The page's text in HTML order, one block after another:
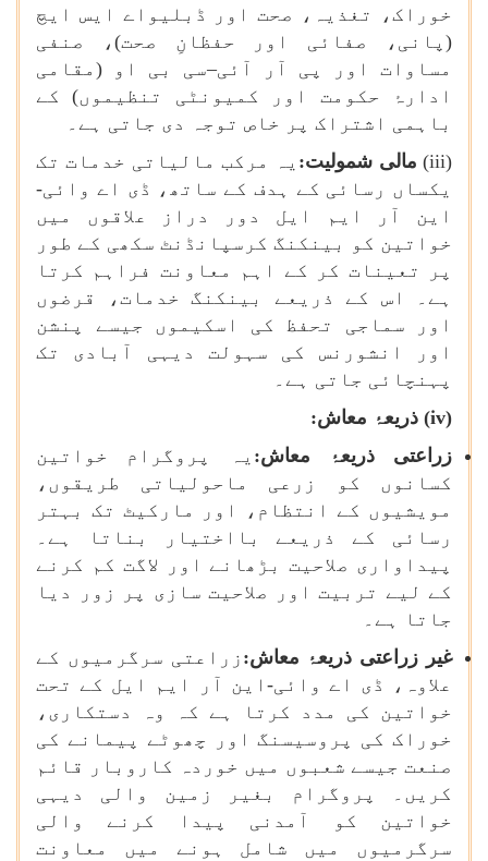
خوراک، تغذیہ، صحت اور ڈبلیواے ایس ایچ
(پانی، صفائی اور حفظانِ صحت)، صنفی
مساوات اور پی آر آئی–سی بی او (مقامی
ادارۂ حکومت اور کمیونٹی تنظیموں) کے
باہمی اشتراک پر خاص توجہ دی جاتی ہے۔
(
iii
) مالی شمولیت: یہ مرکب مالیاتی خدمات تک
یکساں رسائی کے ہدف کے ساتھ، ڈی اے وائی-
این آر ایم ایل دور دراز علاقوں میں
خواتین کو بینکنگ کرسپانڈنٹ سکھی کے طور
پر تعینات کر کے اہم معاونت فراہم کرتا
ہے۔ اس کے ذریعے بینکنگ خدمات، قرضوں
اور سماجی تحفظ کی اسکیموں جیسے پنشن
اور انشورنس کی سہولت دیہی آبادی تک
پہنچائی جاتی ہے۔
(
iv) ذریعۂ معاش:
زراعتی ذریعۂ معاش: یہ پروگرام خواتین
کسانوں کو زرعی ماحولیاتی طریقوں،
مویشیوں کے انتظام، اور مارکیٹ تک بہتر
رسائی کے ذریعے بااختیار بناتا ہے۔
پیداواری صلاحیت بڑھانے اور لاگت کم کرنے
کے لیے تربیت اور صلاحیت سازی پر زور دیا
جاتا ہے۔
غیر زراعتی ذریعۂ معاش: زراعتی سرگرمیوں کے
علاوہ، ڈی اے وائی-این آر ایم ایل کے تحت
خواتین کی مدد کرتا ہے کہ وہ دستکاری،
خوراک کی پروسیسنگ اور چھوٹے پیمانے کی
صنعت جیسے شعبوں میں خوردہ کاروبار قائم
کریں۔ پروگرام بغیر زمین والی دیہی
خواتین کو آمدنی پیدا کرنے والی
سرگرمیوں میں شامل ہونے میں معاونت